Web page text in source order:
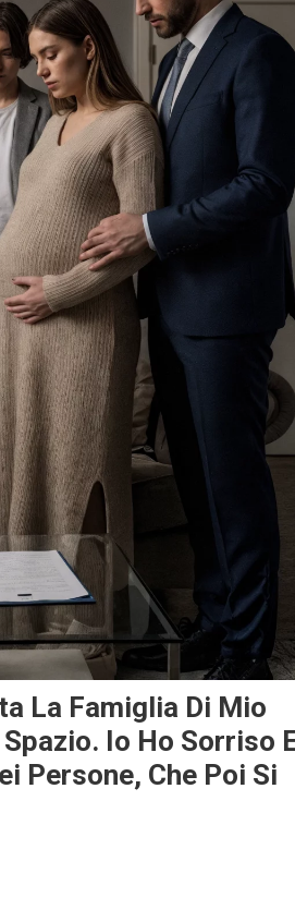
La Famiglia Di Mio
Io Ho Sorriso
Persone, Che Poi Si